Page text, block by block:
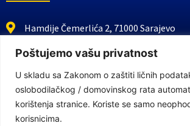
Poštujemo vašu privatnost
U skladu sa Zakonom o zaštiti ličnih
oslobodilačkog / domovinskog rata
korištenja stranice. Koriste se samo
korisnicima.
Hamdije Čemerlića 2, 71000 Sarajevo
https://fmbi.gov.ba
+387 33 21 29 32
E-mail: kabinet@fmbi.gov.ba